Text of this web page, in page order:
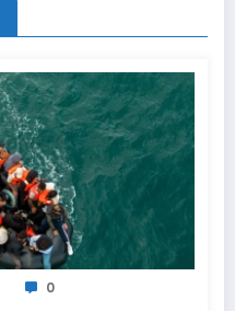
0